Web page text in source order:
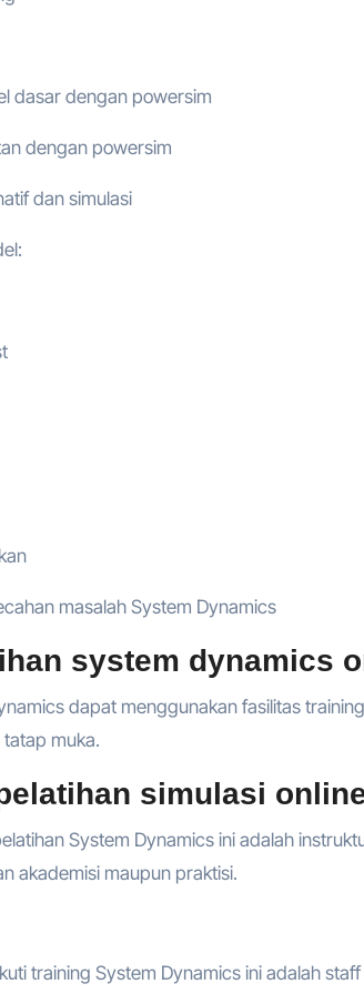
dasar dengan powersim
dengan powersim
dan simulasi
masalah System Dynamics
system dynamics
dapat menggunakan fasilitas
muka.
simulasi
System Dynamics ini adalah
akademisi maupun praktisi.
training System Dynamics ini adalah